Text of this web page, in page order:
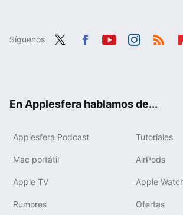
Síguenos
En Applesfera hablamos de...
Applesfera Podcast Tutoriales
Mac portátil AirPods
Apple TV Apple
Rumores Ofertas